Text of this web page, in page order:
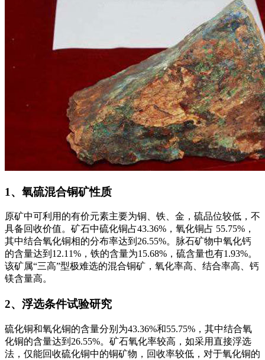
1、氧硫混合铜矿性质
原矿中可利用的有价元素主要为铜、铁、金，硫品位较低，不
具备回收价值。矿石中硫化铜占43.36%，氧化铜占 55.75%，
其中结合氧化铜相的分布率达到26.55%。脉石矿物中氧化钙
的含量达到12.11%，铁的含量为15.68%，硫含量也有1.93%。
该矿属“三高”型极难选的混合铜矿，氧化率高、结合率高、钙
镁含量高。
2、浮选条件试验研究
硫化铜和氧化铜的含量分别为43.36%和55.75%，其中结合氧
化铜的含量达到26.55%。矿石氧化率较高，如采用直接浮选
法，仅能回收硫化铜中的铜矿物，回收率较低，对于氧化铜的